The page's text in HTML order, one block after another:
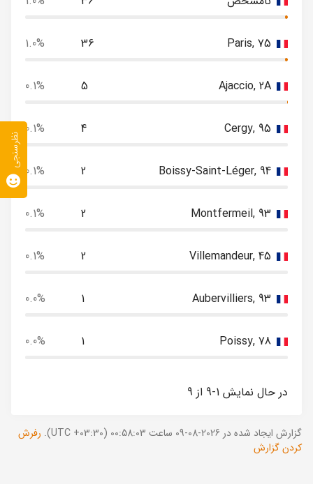
Paris, 75
36
1.0%
Ajaccio, 2A
5
0.1%
Cergy, 95
4
0.1%
Boissy-Saint-Léger, 94
2
0.1%
Montfermeil, 93
2
0.1%
Villemandeur, 45
2
0.1%
Aubervilliers, 93
1
0.0%
Poissy, 78
1
0.0%
در حال نمایش 1-9 از 9
گزارش ایجاد شده در 2026-08-09 ساعت 00:58:03 (UTC +03:30).
رفرش
کردن گزارش
نظرسنجی